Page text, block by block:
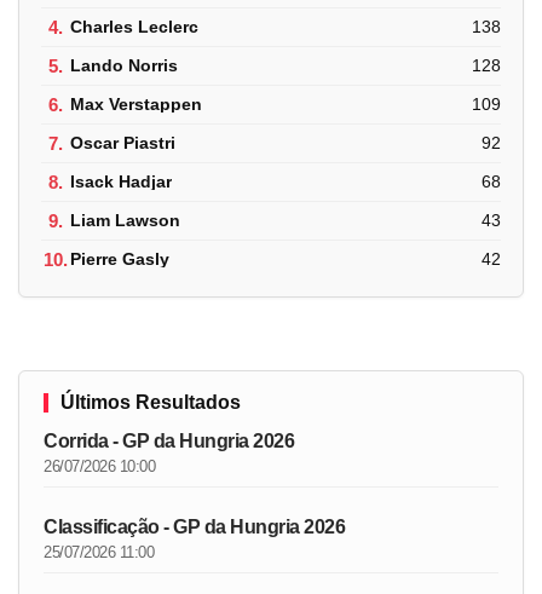
4. Charles Leclerc 138
5. Lando Norris 128
6. Max Verstappen 109
7. Oscar Piastri 92
8. Isack Hadjar 68
9. Liam Lawson 43
10.Pierre Gasly 42
Últimos Resultados
Corrida - GP da Hungria 2026
26/07/2026 10:00
Classificação - GP da Hungria 2026
25/07/2026 11:00